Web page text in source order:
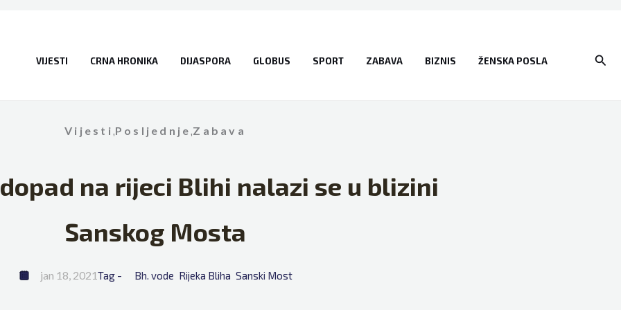
VIJESTI CRNA HRONIKA DIJASPORA GLOBUS SPORT ZABAVA BIZNIS ŽENSKA POSLA
Vijesti,Posljednje,Zabava
na rijeci Blihi nalazi se u blizini
Sanskog Mosta
jan 18, 2021Tag - Bh. vode Rijeka Bliha Sanski Most